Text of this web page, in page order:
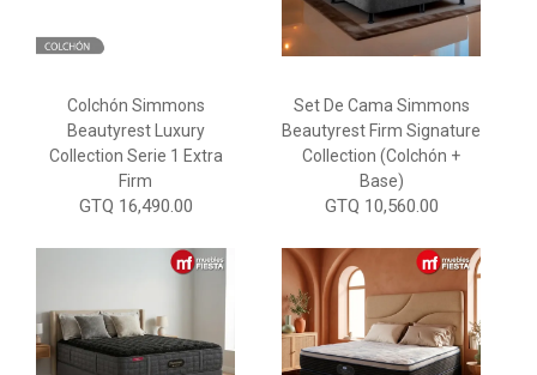
Colchón Simmons
Beautyrest Luxury
Collection Serie 1 Extra
Firm
GTQ 16,490.00
Set De Cama Simmons
Beautyrest Firm Signature
Collection (Colchón +
Base)
GTQ 10,560.00